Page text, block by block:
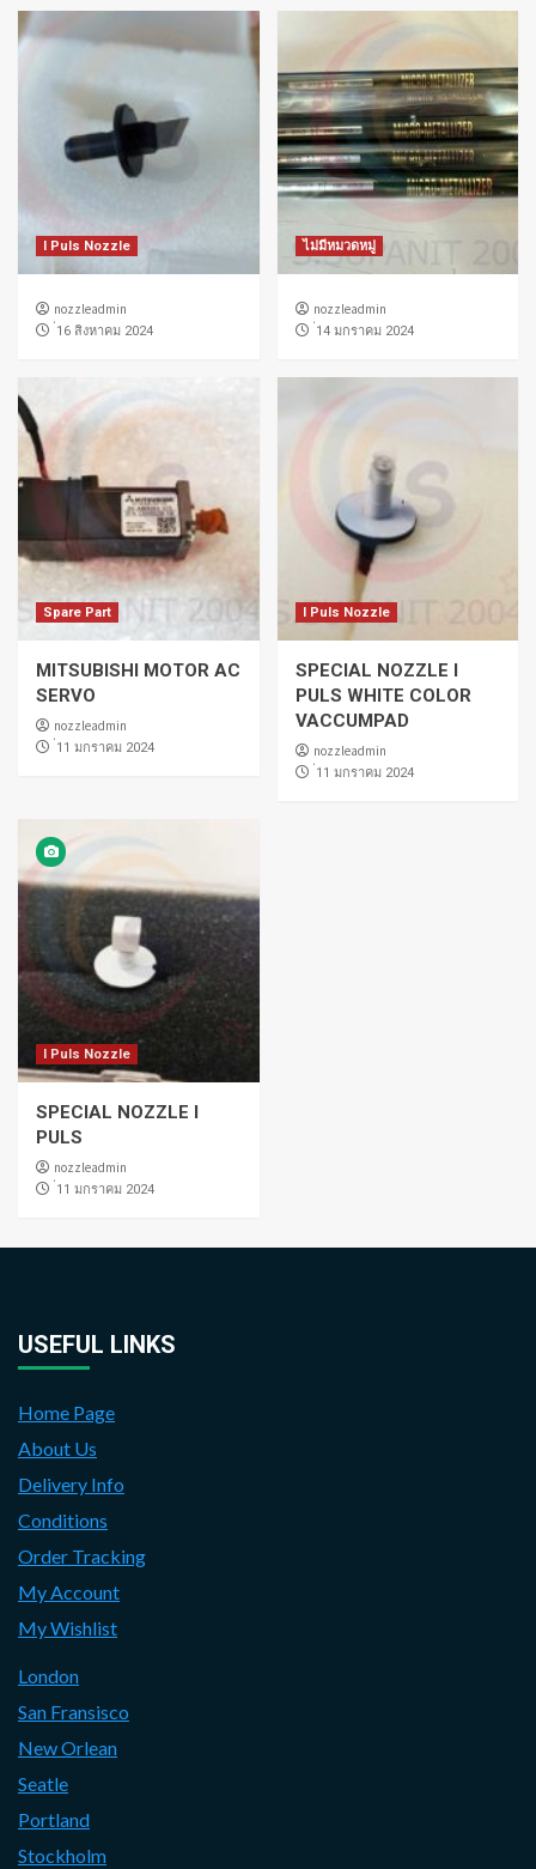
I Puls Nozzle
nozzleadmin
่16 สิงหาคม 2024
ไม่มีหมวดหมู่
nozzleadmin
่14 มกราคม 2024
Spare Part
MITSUBISHI MOTOR AC
SERVO
nozzleadmin
่11 มกราคม 2024
I Puls Nozzle
SPECIAL NOZZLE I
PULS WHITE COLOR
VACCUMPAD
nozzleadmin
่11 มกราคม 2024
I Puls Nozzle
SPECIAL NOZZLE I
PULS
nozzleadmin
่11 มกราคม 2024
USEFUL LINKS
Home Page
About Us
Delivery Info
Conditions
Order Tracking
My Account
My Wishlist
London
San Fransisco
New Orlean
Seatle
Portland
Stockholm